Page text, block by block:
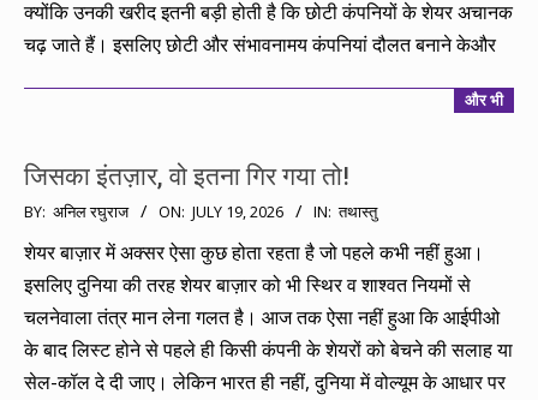
क्योंकि उनकी खरीद इतनी बड़ी होती है कि छोटी कंपनियों के शेयर अचानक
चढ़ जाते हैं। इसलिए छोटी और संभावनामय कंपनियां दौलत बनाने केऔर
और भी
जिसका इंतज़ार, वो इतना गिर गया तो!
2026-
07-
BY: अनिल रघुराज ON: JULY 19, 2026 IN: तथास्तु
शेयर बाज़ार में अक्सर ऐसा कुछ होता रहता है जो पहले कभी नहीं हुआ।
इसलिए दुनिया की तरह शेयर बाज़ार को भी स्थिर व शाश्वत नियमों से
चलनेवाला तंत्र मान लेना गलत है। आज तक ऐसा नहीं हुआ कि आईपीओ
के बाद लिस्ट होने से पहले ही किसी कंपनी के शेयरों को बेचने की सलाह या
सेल-कॉल दे दी जाए। लेकिन भारत ही नहीं, दुनिया में वोल्यूम के आधार पर